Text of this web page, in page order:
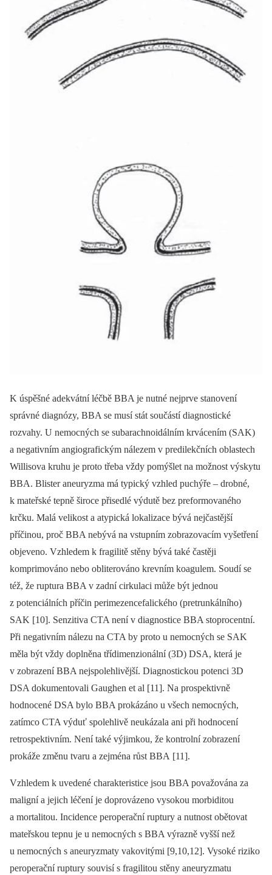
K úspěšné adekvátní léčbě BBA je nutné nejprve stanovení
správné dia­gnózy, BBA se musí stát součástí dia­gnostické
rozvahy. U nemocných se subarachnoidálním krvácením (SAK)
a negativním angiografickým nálezem v predilekčních oblastech
Willisova kruhu je proto třeba vždy pomýšlet na možnost výskytu
BBA. Blister aneuryzma má typický vzhled puchýře –⁠ drobné,
k mateřské tepně široce přisedlé výdutě bez preformovaného
krčku. Malá velikost a atypická lokalizace bývá nejčastější
příčinou, proč BBA nebývá na vstupním zobrazovacím vyšetření
objeveno. Vzhledem k fragilitě stěny bývá také častěji
komprimováno nebo obliterováno krevním koagulem. Soudí se
též, že ruptura BBA v zadní cirkulaci může být jednou
z potenciálních příčin perimezencefalického (pretrunkálního)
SAK [10]. Senzitiva CTA není v dia­gnostice BBA stoprocentní.
Při negativním nálezu na CTA by proto u nemocných se SAK
měla být vždy doplněna třídimenzionální (3D) DSA, která je
v zobrazení BBA nejspolehlivější. Dia­gnostickou potenci 3D
DSA dokumentovali Gaughen et al [11]. Na prospektivně
hodnocené DSA bylo BBA prokázáno u všech nemocných,
zatímco CTA výduť spolehlivě neukázala ani při hodnocení
retrospektivním. Není také výjimkou, že kontrolní zobrazení
prokáže změnu tvaru a zejména růst BBA [11].
Vzhledem k uvedené charakteristice jsou BBA považována za
maligní a jejich léčení je doprovázeno vysokou morbiditou
a mortalitou. Incidence peroperační ruptury a nutnost obětovat
mateřskou tepnu je u nemocných s BBA výrazně vyšší než
u nemocných s aneuryzmaty vakovitými [9,10,12]. Vysoké riziko
peroperační ruptury souvisí s fragilitou stěny aneuryzmatu